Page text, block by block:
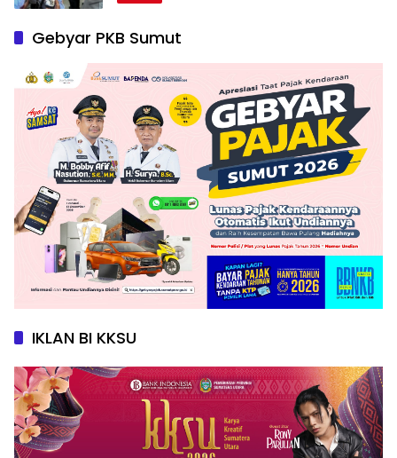
Gebyar PKB Sumut
IKLAN BI KKSU